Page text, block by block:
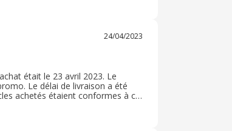
24/04/2023
était le 23 avril 2023. Le
Le délai de livraison a été
achetés étaient conformes à ce
de retourner ma commande.